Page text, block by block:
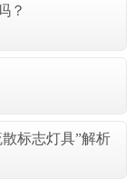
？
标志灯具”解析